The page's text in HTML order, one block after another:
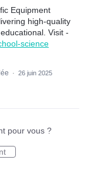
Equipment
high-quality
Visit -
science
· 26 juin 2025
pour vous ?